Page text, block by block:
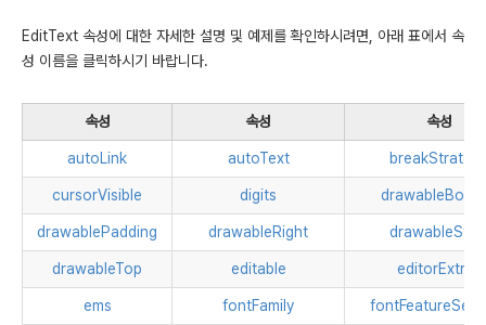
EditText 속성에 대한 자세한 설명 및 예제를 확인하시려면, 아래 표에서 속
성 이름을 클릭하시기 바랍니다.
속성 속성 속성
autoLink autoText
cursorVisible digits
drawablePadding drawableRight
drawableTop editable editorExtras
ems fontFamily